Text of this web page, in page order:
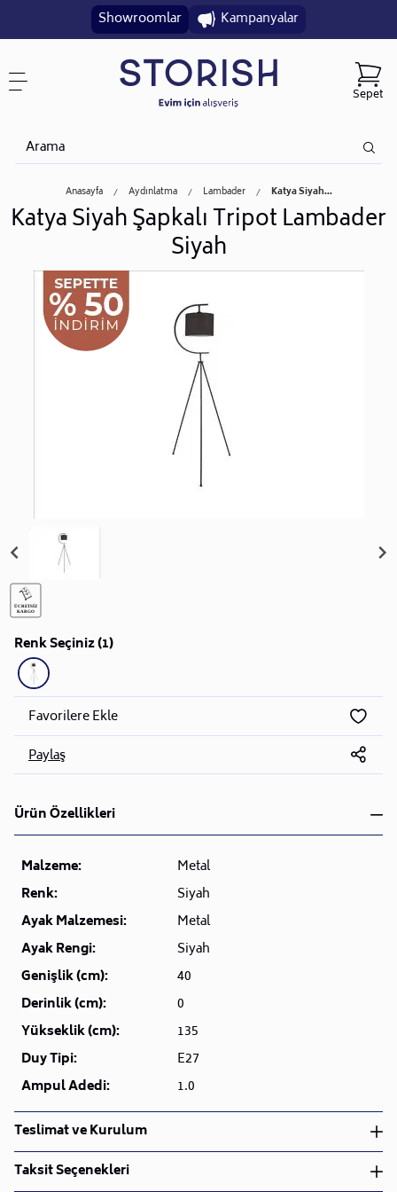
Showroomlar Kampanyalar
Sepet
Anasayfa Aydınlatma Lambader Katya Siyah...
Katya Siyah Şapkalı Tripot Lambader
Siyah
Renk Seçiniz (1)
Favorilere Ekle
Paylaş
Ürün Özellikleri
Malzeme:
Metal
Renk:
Siyah
Ayak Malzemesi:
Metal
Ayak Rengi:
Siyah
Genişlik (cm):
40
Derinlik (cm):
0
Yükseklik (cm):
135
Duy Tipi:
E27
Ampul Adedi:
1.0
Teslimat ve Kurulum
Teslimat ve Kurulum
• Siparişlerinizi aldıktan sonra en kısa sürede işleme
Taksit Seçenekleri